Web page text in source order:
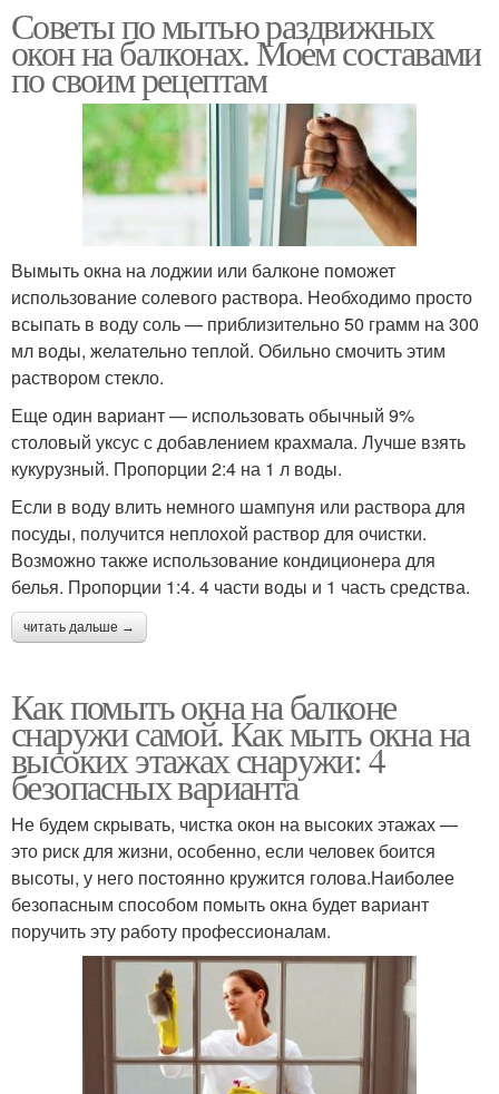
Советы по мытью раздвижных
окон на балконах. Моем составами
по своим рецептам
Вымыть окна на лоджии или балконе поможет
использование солевого раствора. Необходимо просто
всыпать в воду соль — приблизительно 50 грамм на 300
мл воды, желательно теплой. Обильно смочить этим
раствором стекло.
Еще один вариант — использовать обычный 9%
столовый уксус с добавлением крахмала. Лучше взять
кукурузный. Пропорции 2:4 на 1 л воды.
Если в воду влить немного шампуня или раствора для
посуды, получится неплохой раствор для очистки.
Возможно также использование кондиционера для
белья. Пропорции 1:4. 4 части воды и 1 часть средства.
читать дальше →
Как помыть окна на балконе
снаружи самой. Как мыть окна на
высоких этажах снаружи: 4
безопасных варианта
Не будем скрывать, чистка окон на высоких этажах —
это риск для жизни, особенно, если человек боится
высоты, у него постоянно кружится голова.Наиболее
безопасным способом помыть окна будет вариант
поручить эту работу профессионалам.